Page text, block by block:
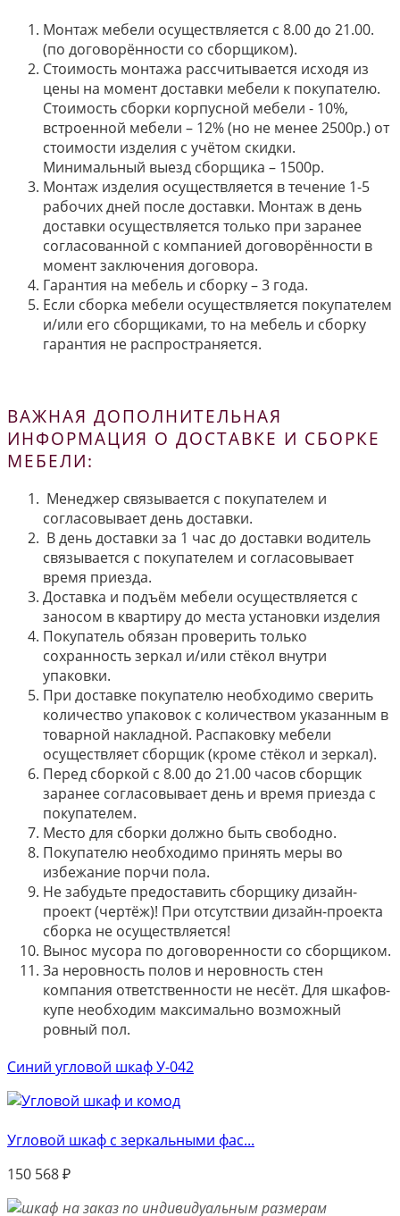
Монтаж мебели осуществляется с 8.00 до 21.00.
(по договорённости со сборщиком).
Стоимость монтажа рассчитывается исходя из
цены на момент доставки мебели к покупателю.
Стоимость сборки корпусной мебели - 10%,
встроенной мебели – 12% (но не менее 2500р.) от
стоимости изделия с учётом скидки.
Минимальный выезд сборщика – 1500р.
Монтаж изделия осуществляется в течение 1-5
рабочих дней после доставки. Монтаж в день
доставки осуществляется только при заранее
согласованной с компанией договорённости в
момент заключения договора.
Гарантия на мебель и сборку – 3 года.
Если сборка мебели осуществляется покупателем
и/или его сборщиками, то на мебель и сборку
гарантия не распространяется.
ВАЖНАЯ ДОПОЛНИТЕЛЬНАЯ
ИНФОРМАЦИЯ О ДОСТАВКЕ И СБОРКЕ
МЕБЕЛИ:
Менеджер связывается с покупателем и
согласовывает день доставки.
В день доставки за 1 час до доставки водитель
связывается с покупателем и согласовывает
время приезда.
Доставка и подъём мебели осуществляется с
заносом в квартиру до места установки изделия
Покупатель обязан проверить только
сохранность зеркал и/или стёкол внутри
упаковки.
При доставке покупателю необходимо сверить
количество упаковок с количеством указанным в
товарной накладной. Распаковку мебели
осуществляет сборщик (кроме стёкол и зеркал).
Перед сборкой с 8.00 до 21.00 часов сборщик
заранее согласовывает день и время приезда с
покупателем.
Место для сборки должно быть свободно.
Покупателю необходимо принять меры во
избежание порчи пола.
Не забудьте предоставить сборщику дизайн-
проект (чертёж)! При отсутствии дизайн-проекта
сборка не осуществляется!
Вынос мусора по договоренности со сборщиком.
За неровность полов и неровность стен
компания ответственности не несёт. Для шкафов-
купе необходим максимально возможный
ровный пол.
Синий угловой шкаф У-042
Угловой шкаф с зеркальными фас...
150 568₽